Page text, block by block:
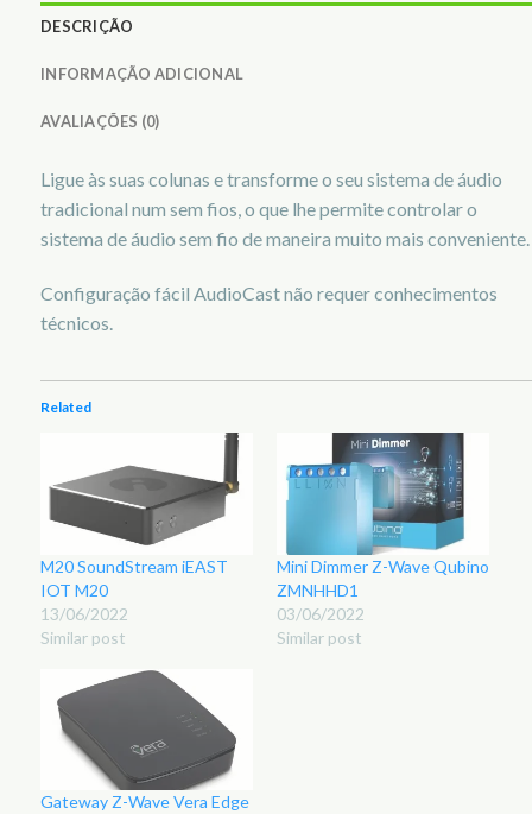
DESCRIÇÃO
INFORMAÇÃO ADICIONAL
AVALIAÇÕES (0)
Ligue às suas colunas e transforme o seu sistema de áudio
tradicional num sem fios, o que lhe permite controlar o
sistema de áudio sem fio de maneira muito mais conveniente.
Configuração fácil AudioCast não requer conhecimentos
técnicos.
Related
M20 SoundStream iEAST
IOT M20
13/06/2022
Similar post
Mini Dimmer Z-Wave Qubino
ZMNHHD1
03/06/2022
Similar post
Gateway Z-Wave Vera Edge